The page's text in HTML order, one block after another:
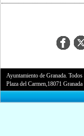
Ayuntamiento de Granada.
Plaza del Carmen,18071 Granada